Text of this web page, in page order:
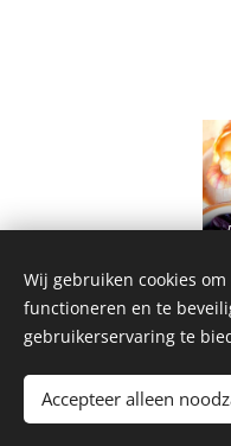
Homemade
Wij gebruiken cookies
functioneren en te
gebruikerservaring te
Accepteer alleen